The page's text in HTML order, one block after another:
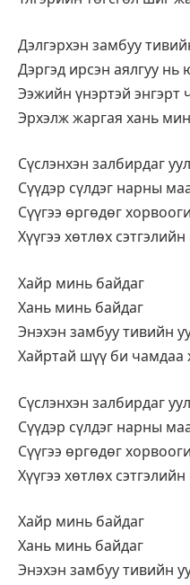
Дэлгэрхэн замбуу
Дэргэд ирсэн аялгуу нь
Ээжийн үнэртэй энгэрт
Эрхэлж жаргая хань
Сүслэнхэн залбирдаг
Сүүдэр сүлдэг нарны
Сүүгээ өргөдөг
Хүүгээ хөтлөх
Хайр минь байдаг
Хань минь байдаг
Энэхэн замбуу тивийн
Хайртай шүү би чамдаа
Сүслэнхэн залбирдаг
Сүүдэр сүлдэг нарны
Сүүгээ өргөдөг
Хүүгээ хөтлөх
Хайр минь байдаг
Хань минь байдаг
Энэхэн замбуу тивийн